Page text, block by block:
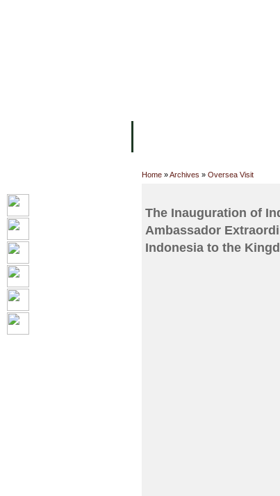
Home »Archives » Oversea Visit
The Inauguration of
Ambassador
Indonesia to the